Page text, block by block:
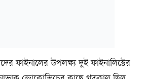
ফাইনালের উপলক্ষ্য দুই ফাইনালিস্টের